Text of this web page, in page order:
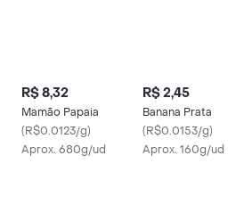
R$ 8,32
Mamão Papaia
(R$0.0123/g)
Aprox. 680g/ud
R$ 2,45
Banana Prata
(R$0.0153/g)
Aprox. 160g/ud